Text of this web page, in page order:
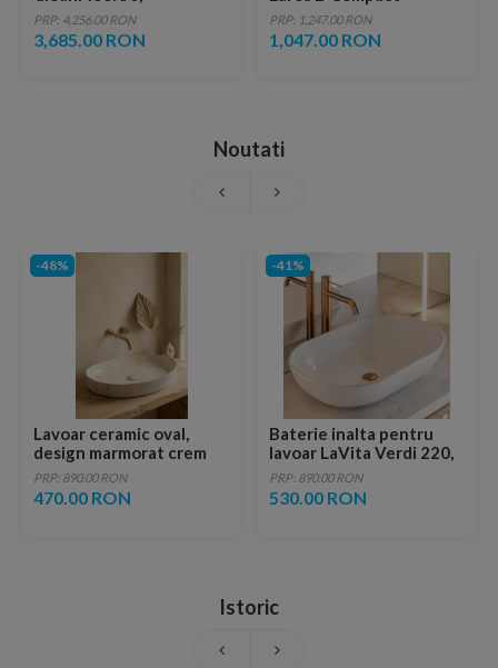
150x90x3.5 cm, gri mat
PRP: 4,256.00 RON
3,685.00 RON
100x90x17cm
PRP: 1,247.00 RON
1,047.00 RON
Noutati
-48%
Lavoar ceramic oval,
design marmorat crem
lucios cu vene aurii,
ventil inclus
PRP: 890.00 RON
470.00 RON
-41%
Baterie inalta pentru
lavoar LaVita Verdi 220,
fara ventil, brushed
copper
PRP: 890.00 RON
530.00 RON
Istoric